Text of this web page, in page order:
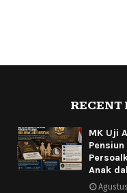
RECENT
MK Uji
Anak